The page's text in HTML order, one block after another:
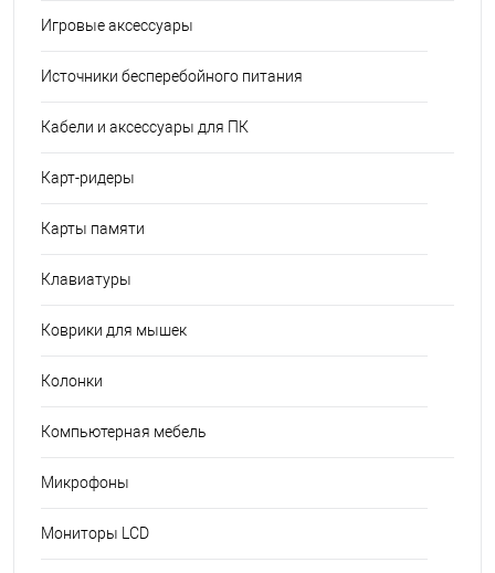
Игровые аксессуары
Источники бесперебойного питания
Кабели и аксессуары для ПК
Карт-ридеры
Карты памяти
Клавиатуры
Коврики для мышек
Колонки
Компьютерная мебель
Микрофоны
Мониторы LCD